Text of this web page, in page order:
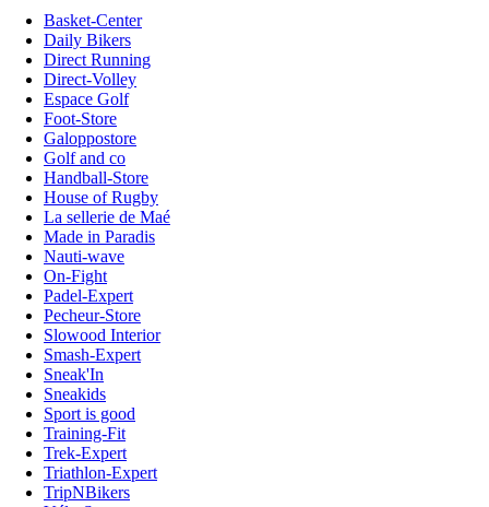
Basket-Center
Daily Bikers
Direct Running
Direct-Volley
Espace Golf
Foot-Store
Galoppostore
Golf and co
Handball-Store
House of Rugby
La sellerie de Maé
Made in Paradis
Nauti-wave
On-Fight
Padel-Expert
Pecheur-Store
Slowood Interior
Smash-Expert
Sneak'In
Sneakids
Sport is good
Training-Fit
Trek-Expert
Triathlon-Expert
TripNBikers